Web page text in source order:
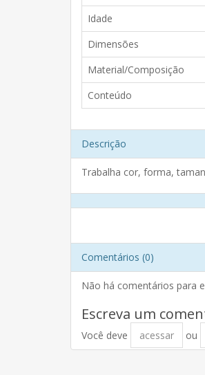
Idade
Dimensões
Material/Composição
Conteúdo
Descrição
Trabalha cor, forma,
Comentários (0)
Não há comentários para
Escreva um
Você deve acessar ou